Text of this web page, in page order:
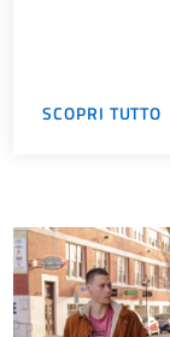
SCOPRI TUTTO